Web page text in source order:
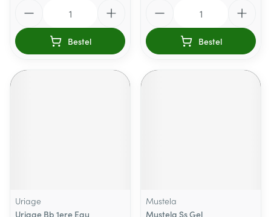
Bestel Bestel
Uriage
Uriage Bb 1ere Eau
Mustela
Mustela Ss Gel